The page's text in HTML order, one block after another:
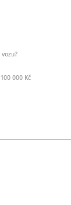
000 Kč